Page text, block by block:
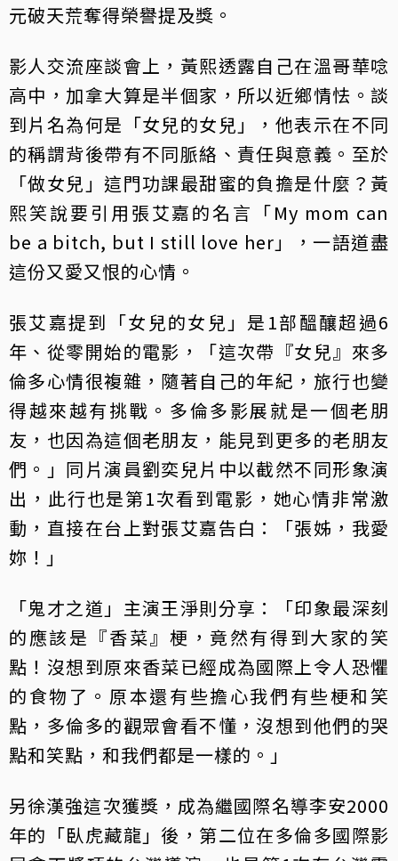
元破天荒奪得榮譽提及獎。
影人交流座談會上，黃熙透露自己在溫哥華唸
高中，加拿大算是半個家，所以近鄉情怯。談
到片名為何是「女兒的女兒」，他表示在不同
的稱謂背後帶有不同脈絡、責任與意義。至於
「做女兒」這門功課最甜蜜的負擔是什麼？黃
熙笑說要引用張艾嘉的名言「My mom can
be a bitch, but I still love her」，一語道盡
這份又愛又恨的心情。
張艾嘉提到「女兒的女兒」是1部醞釀超過6
年、從零開始的電影，「這次帶『女兒』來多
倫多心情很複雜，隨著自己的年紀，旅行也變
得越來越有挑戰。多倫多影展就是一個老朋
友，也因為這個老朋友，能見到更多的老朋友
們。」同片演員劉奕兒片中以截然不同形象演
出，此行也是第1次看到電影，她心情非常激
動，直接在台上對張艾嘉告白：「張姊，我愛
妳！」
「鬼才之道」主演王淨則分享：「印象最深刻
的應該是『香菜』梗，竟然有得到大家的笑
點！沒想到原來香菜已經成為國際上令人恐懼
的食物了。原本還有些擔心我們有些梗和笑
點，多倫多的觀眾會看不懂，沒想到他們的哭
點和笑點，和我們都是一樣的。」
另徐漢強這次獲獎，成為繼國際名導李安2000
年的「臥虎藏龍」後，第二位在多倫多國際影